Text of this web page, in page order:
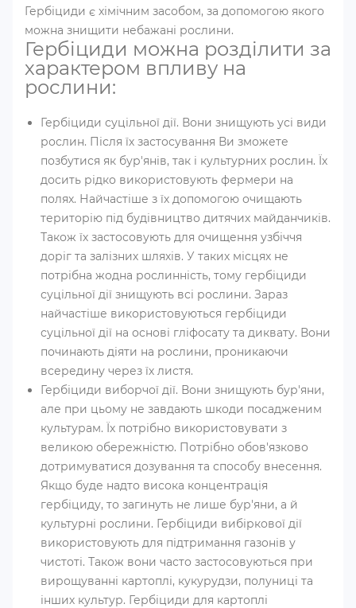
Гербіциди є хімічним засобом, за допомогою якого
можна знищити небажані рослини.
Гербіциди можна розділити за
характером впливу на
рослини:
Гербіциди суцільної дії. Вони знищують усі види
рослин. Після їх застосування Ви зможете
позбутися як бур'янів, так і культурних рослин. Їх
досить рідко використовують фермери на
полях. Найчастіше з їх допомогою очищають
територію під будівництво дитячих майданчиків.
Також їх застосовують для очищення узбіччя
доріг та залізних шляхів. У таких місцях не
потрібна жодна рослинність, тому гербіциди
суцільної дії знищують всі рослини. Зараз
найчастіше використовуються гербіциди
суцільної дії на основі гліфосату та диквату. Вони
починають діяти на рослини, проникаючи
всередину через їх листя.
Гербіциди виборчої дії. Вони знищують бур'яни,
але при цьому не завдають шкоди посадженим
культурам. Їх потрібно використовувати з
великою обережністю. Потрібно обов'язково
дотримуватися дозування та способу внесення.
Якщо буде надто висока концентрація
гербіциду, то загинуть не лише бур'яни, а й
культурні рослини. Гербіциди вибіркової дії
використовують для підтримання газонів у
чистоті. Також вони часто застосовуються при
вирощуванні картоплі, кукурудзи, полуниці та
інших культур. Гербіциди для картоплі